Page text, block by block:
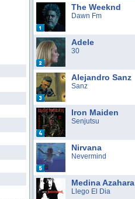
The Weeknd
Dawn Fm
Adele
30
Alejandro Sanz
Sanz
Iron Maiden
Senjutsu
Nirvana
Nevermind
Medina Azahara
Llego El Dia